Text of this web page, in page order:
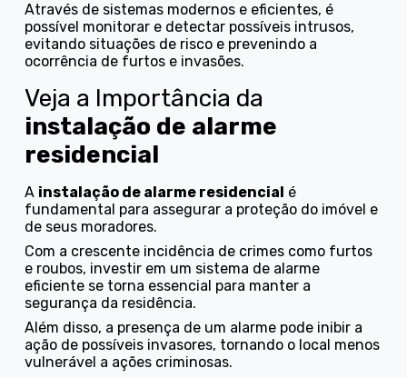
Através de sistemas modernos e eficientes, é
possível monitorar e detectar possíveis intrusos,
evitando situações de risco e prevenindo a
ocorrência de furtos e invasões.
Veja a Importância da
instalação de alarme
residencial
A instalação de alarme residencial é
fundamental para assegurar a proteção do imóvel e
de seus moradores.
Com a crescente incidência de crimes como furtos
e roubos, investir em um sistema de alarme
eficiente se torna essencial para manter a
segurança da residência.
Além disso, a presença de um alarme pode inibir a
ação de possíveis invasores, tornando o local menos
vulnerável a ações criminosas.